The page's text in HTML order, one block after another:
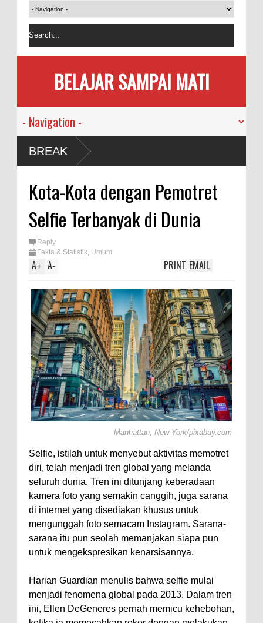
BELAJAR SAMPAI MATI
BREAK
Kota-Kota dengan Pemotret
Selfie Terbanyak di Dunia
Reply
Fakta & Statistik, Umum
A+ A- EMAIL
PRINT
Manhattan, New York/pixabay.com
Selfie, istilah untuk menyebut aktivitas memotret
diri, telah menjadi tren global yang melanda
seluruh dunia. Tren ini ditunjang keberadaan
kamera foto yang semakin canggih, juga sarana
di internet yang disediakan khusus untuk
mengunggah foto semacam Instagram. Sarana-
sarana itu pun seolah memanjakan siapa pun
untuk mengekspresikan kenarsisannya.
Harian Guardian menulis bahwa selfie mulai
menjadi fenomena global pada 2013. Dalam tren
ini, Ellen DeGeneres pernah memicu kehebohan,